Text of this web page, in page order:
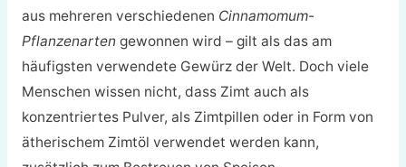
aus mehreren verschiedenen Cinnamomum-
Pflanzenarten gewonnen wird – gilt als das am
häufigsten verwendete Gewürz der Welt. Doch viele
Menschen wissen nicht, dass Zimt auch als
konzentriertes Pulver, als Zimtpillen oder in Form von
ätherischem Zimtöl verwendet werden kann,